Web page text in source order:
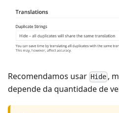
Recomendamos usar Hide ,
depende da quantidade de